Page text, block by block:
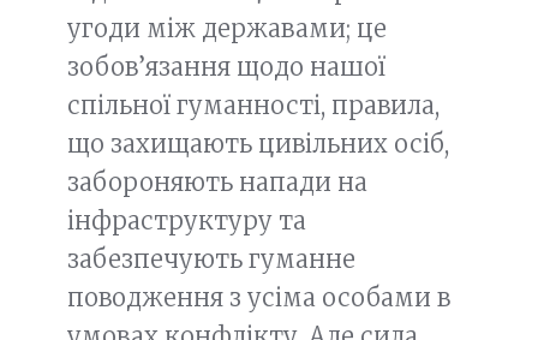
угоди між державами; це
зобов’язання щодо нашої
спільної гуманності, правила,
що захищають цивільних осіб,
забороняють напади на
інфраструктуру та
забезпечують гуманне
поводження з усіма особами в